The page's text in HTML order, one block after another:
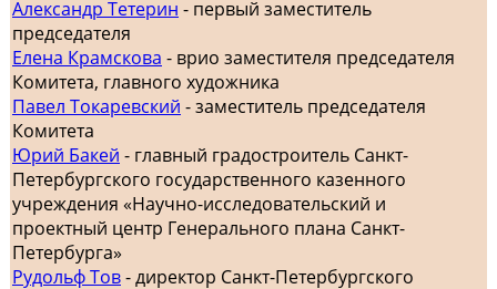
Александр Тетерин - первый заместитель
председателя
Елена Крамскова - врио заместителя председателя
Комитета, главного художника
Павел Токаревский - заместитель председателя
Комитета
Юрий Бакей - главный градостроитель Санкт-
Петербургского государственного казенного
учреждения «Научно-исследовательский и
проектный центр Генерального плана Санкт-
Петербурга»
Рудольф Тов- директор Санкт-Петербургского